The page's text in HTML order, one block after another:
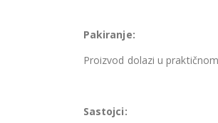
Pakiranje:
Proizvod dolazi u
Sastojci: